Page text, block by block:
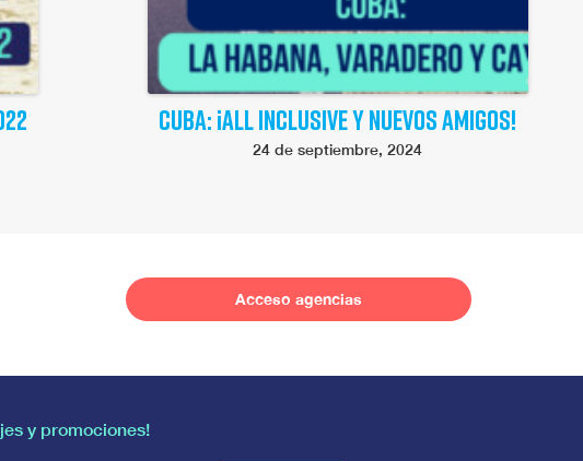
CUBA: ¡ALL INCLUSIVE Y NUEVOS AMIGOS!
24 de septiembre, 2024
Acceso agencias
y promociones!